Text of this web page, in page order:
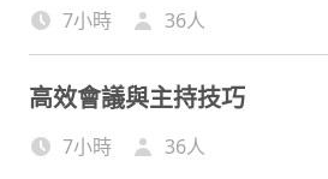
7小時 36人
高效會議與主持技巧
7小時 36人